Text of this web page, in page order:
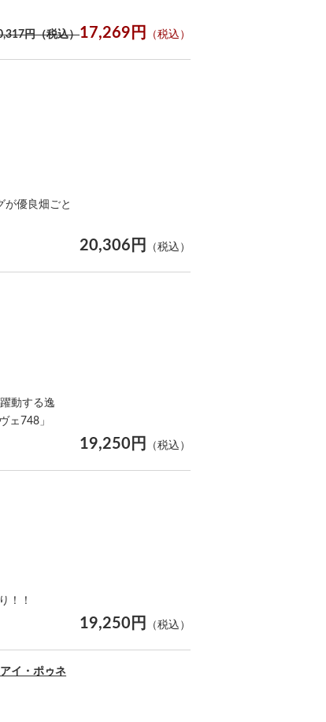
円（税込）17,269円 （税込）
が優良畑ごと
20,306円 （税込）
動する逸
ェ748」
19,250円 （税込）
！！
19,250円 （税込）
イ・ポゥネ